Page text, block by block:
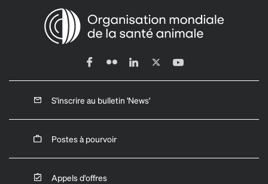
S'inscrire au bulletin 'News'
Postes à pourvoir
Appels d'offres